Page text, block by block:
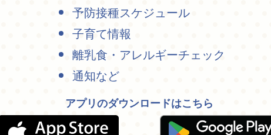
予防接種スケジュール
子育て情報
離乳食・アレルギーチェック
通知など
アプリのダウンロードはこちら